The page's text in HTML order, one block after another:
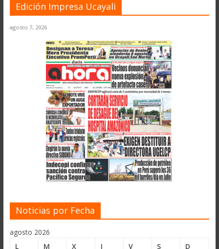
Edición Impresa Ucayali
agosto 7, 2026
Noticias por Fecha
agosto 2026
L
M X J V S
D